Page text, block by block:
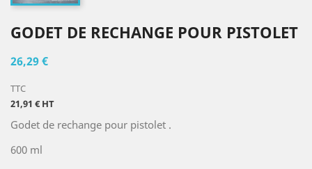
GODET DE RECHANGE POUR PISTOLET
26,29 €
TTC
21,91 € HT
Godet de rechange pour pistolet .
600 ml